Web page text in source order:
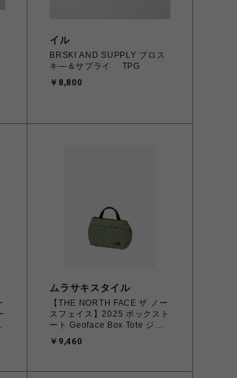
イル
BRSKI AND SUPPLY ブロス
キ―＆サプライ TPG
￥8,800
ムラサキスタイル
【THE NORTH FACE ザ ノー
スフェイス】2025 ボックスト
ート Geoface Box Tote ジオ
NM32355 BIパークミスト
￥9,460